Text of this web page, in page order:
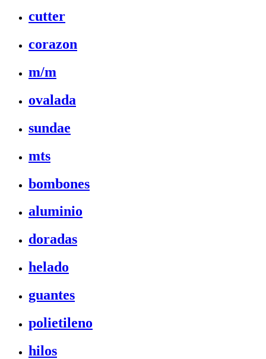
cutter
corazon
m/m
ovalada
sundae
mts
bombones
aluminio
doradas
helado
guantes
polietileno
hilos